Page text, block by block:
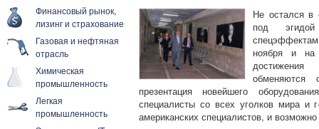
Финансовый рынок,
лизинг и страхование
Газовая и нефтяная
отрасль
Химическая
промышленность
Легкая
промышленность
Не остался в
под
ноября и на
достижения
обменяются
презентация новейшего
специалисты со всех уголков мира и
американских специалистов, и